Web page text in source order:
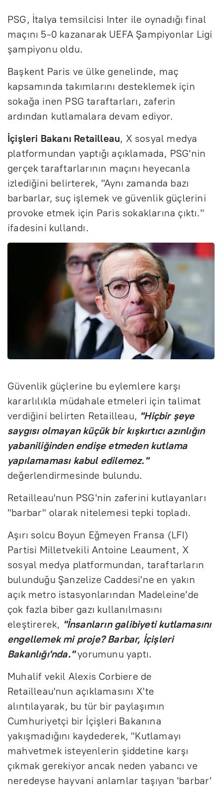
PSG, İtalya temsilcisi Inter ile oynadığı final
maçını 5-0 kazanarak UEFA Şampiyonlar Ligi
şampiyonu oldu.
Başkent Paris ve ülke genelinde, maç
kapsamında takımlarını desteklemek için
sokağa inen PSG taraftarları, zaferin
ardından kutlamalara devam ediyor.
İçişleri Bakanı Retailleau, X sosyal medya
platformundan yaptığı açıklamada, PSG'nin
gerçek taraftarlarının maçını heyecanla
izlediğini belirterek, "Aynı zamanda bazı
barbarlar, suç işlemek ve güvenlik güçlerini
provoke etmek için Paris sokaklarına çıktı."
ifadesini kullandı.
Güvenlik güçlerine bu eylemlere karşı
kararlılıkla müdahale etmeleri için talimat
verdiğini belirten Retailleau, "Hiçbir şeye
saygısı olmayan küçük bir kışkırtıcı azınlığın
yabaniliğinden endişe etmeden kutlama
yapılamaması kabul edilemez."
değerlendirmesinde bulundu.
Retailleau'nun PSG'nin zaferini kutlayanları
"barbar" olarak nitelemesi tepki topladı.
Aşırı solcu Boyun Eğmeyen Fransa (LFI)
Partisi Milletvekili Antoine Leaument, X
sosyal medya platformundan, taraftarların
bulunduğu Şanzelize Caddesi'ne en yakın
açık metro istasyonlarından Madeleine'de
çok fazla biber gazı kullanılmasını
eleştirerek, "İnsanların galibiyeti kutlamasını
engellemek mi proje? Barbar, İçişleri
Bakanlığı'nda."yorumunu yaptı.
Muhalif vekil Alexis Corbiere de
Retailleau'nun açıklamasını X'te
alıntılayarak, bu tür bir paylaşımın
Cumhuriyetçi bir İçişleri Bakanına
yakışmadığını kaydederek, "Kutlamayı
mahvetmek isteyenlerin şiddetine karşı
çıkmak gerekiyor ancak neden yabancı ve
neredeyse hayvani anlamlar taşıyan 'barbar'